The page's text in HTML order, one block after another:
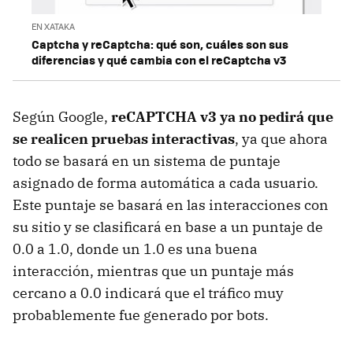
EN XATAKA
Captcha y reCaptcha: qué son, cuáles son sus
diferencias y qué cambia con el reCaptcha v3
Según Google, reCAPTCHA v3 ya no pedirá que
se realicen pruebas interactivas, ya que ahora
todo se basará en un sistema de puntaje
asignado de forma automática a cada usuario.
Este puntaje se basará en las interacciones con
su sitio y se clasificará en base a un puntaje de
0.0 a 1.0, donde un 1.0 es una buena
interacción, mientras que un puntaje más
cercano a 0.0 indicará que el tráfico muy
probablemente fue generado por bots.